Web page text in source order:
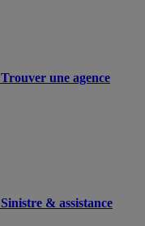
Trouver une agence
Sinistre & assistance